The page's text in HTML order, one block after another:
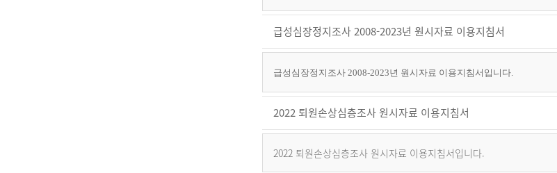
급성심장정지조사 2008-2023년 원시자료 이용지침서
급성심장정지조사 2008-2023년 원시자료 이용지침서입니다.
2022 퇴원손상심층조사 원시자료 이용지침서
2022 퇴원손상심층조사 원시자료 이용지침서입니다.